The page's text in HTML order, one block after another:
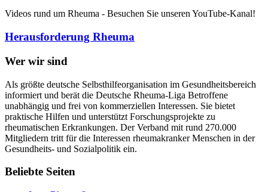
Videos rund um Rheuma - Besuchen Sie unseren YouTube-Kanal!
Herausforderung Rheuma
Wer wir sind
Als größte deutsche Selbsthilfeorganisation im Gesundheitsbereich
informiert und berät die Deutsche Rheuma-Liga Betroffene
unabhängig und frei von kommerziellen Interessen. Sie bietet
praktische Hilfen und unterstützt Forschungsprojekte zu
rheumatischen Erkrankungen. Der Verband mit rund 270.000
Mitgliedern tritt für die Interessen rheumakranker Menschen in der
Gesundheits- und Sozialpolitik ein.
Beliebte Seiten